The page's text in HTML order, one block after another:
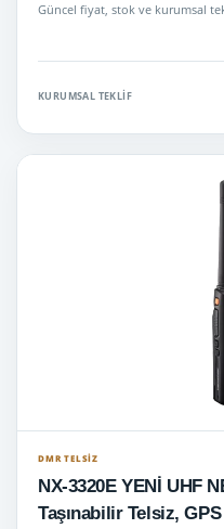
Güncel fiyat, stok ve kurumsal
KURUMSAL TEKLIF
DMR TELSIZ
NX-3320E YENİ UHF NEXEDGE - DMR - Analog
Taşınabilir Telsiz,